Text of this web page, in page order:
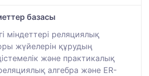
базасы
міндеттері реляциялық
жүйелерін құрудың
және практикалық
алгебра және ER-